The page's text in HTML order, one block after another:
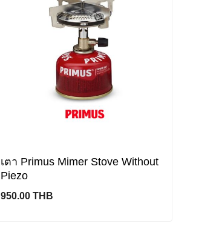
เตา Primus Mimer Stove Without
Piezo
950.00 THB